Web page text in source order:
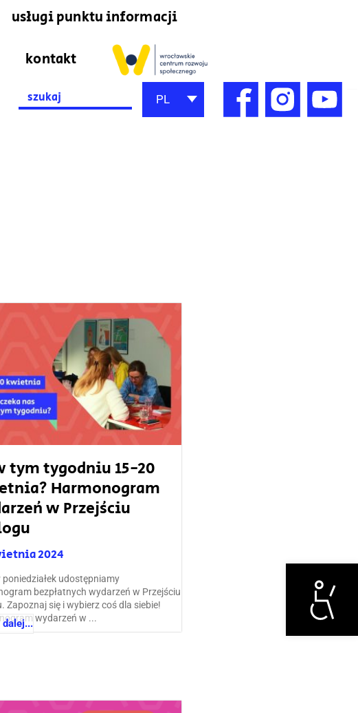
Otwórz
usługi punktu informacji
kontakt
Search
for:
PL
tym tygodniu 15-20
Harmonogram
w Przejściu
2024
poniedziałek udostępniamy
bezpłatnych wydarzeń w Przejściu
Zapoznaj się i wybierz coś dla siebie!
wydarzeń w ...